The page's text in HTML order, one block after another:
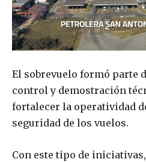
El sobrevuelo formó parte
control y demostración
fortalecer la operatividad
seguridad de los vuelos.
Con este tipo de